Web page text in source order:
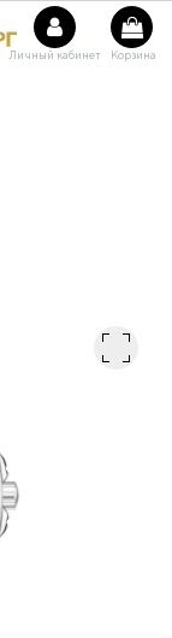
Личный кабинет Корзина